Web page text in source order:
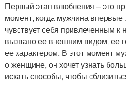
Первый этап влюбления – это
момент, когда мужчина впервые
чувствует себя привлеченным к
вызвано ее внешним видом, ее
ее характером. В этот момент
о женщине, он хочет узнать
искать способы, чтобы